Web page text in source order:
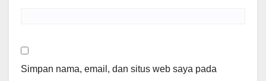
Simpan nama, email, dan situs web saya pada